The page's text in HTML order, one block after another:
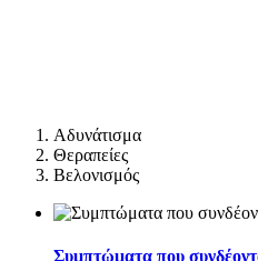
Αδυνάτισμα
Θεραπείες
Βελονισμός
Συμπτώματα που